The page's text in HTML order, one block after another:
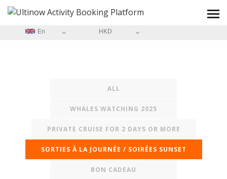
En HKD
ALL
WHALES WATCHING 2025
PRIVATE CRUISE FOR 2 DAYS OR MORE
SORTIES À LA JOURNÉE / SOIRÉES SUNSET
BON CADEAU